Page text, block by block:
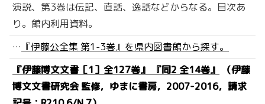
演説、第3巻は伝記、直話、逸話などからなる。目次あ
り。館内利用資料。
… 『伊藤公全集 第1-3巻』を県内図書館から探す。
『伊藤博文文書［1］全127巻』 『同2 全14巻』
（伊藤
博文文書研究会 監修，ゆまに書房，2007-2016，請求